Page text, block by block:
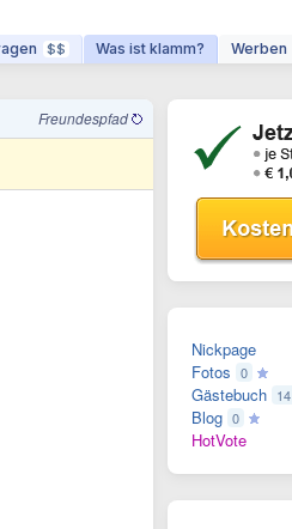
$$ Was ist klamm? Werben
Freundespfad
Nickpage
Fotos 0
Gästebuch 14
Blog 0
HotVote